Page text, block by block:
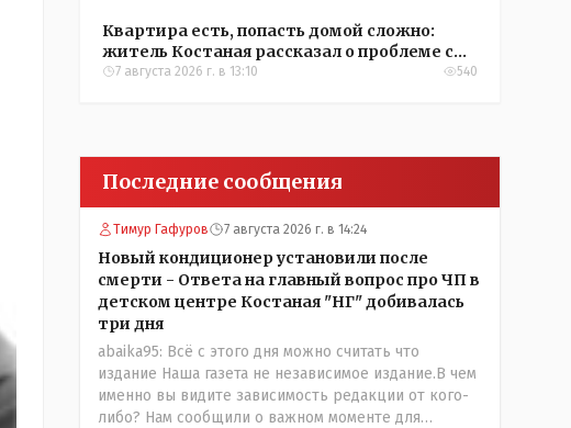
Квартира есть, попасть домой сложно:
житель Костаная рассказал о проблеме с
подъездом
7 августа 2026 г. в 13:10 540
Последние сообщения
Тимур Гафуров 7 августа 2026 г. в 14:24
Новый кондиционер установили после
смерти - Ответа на главный вопрос про ЧП в
детском центре Костаная "НГ" добивалась
три дня
abaika95: Всё с этого дня можно считать что
издание Наша газета не независимое издание.В чем
именно вы видите зависимость редакции от кого-
либо? Нам сообщили о важном моменте для